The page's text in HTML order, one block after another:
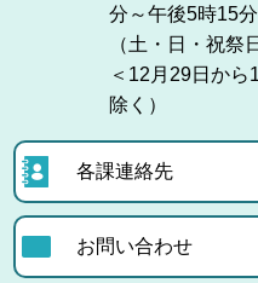
分～午後5時15
（土・日・祝祭
＜12月29日から
除く）
各課連絡先
お問い合わせ